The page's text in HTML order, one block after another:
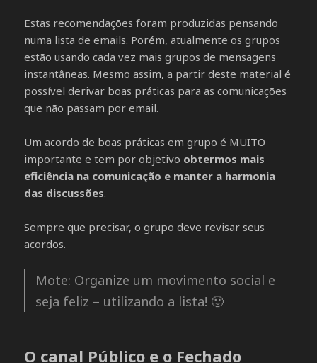
Estas recomendações foram produzidas pensando
numa lista de emails. Porém, atualmente os grupos
estão usando cada vez mais grupos de mensagens
instantâneas. Mesmo assim, a partir deste material é
possível derivar boas práticas para as comunicações
que não passam por email.
Um acordo de boas práticas em grupo é MUITO
importante e tem por objetivo obtermos mais
eficiência na comunicação e manter a harmonia
das discussões.
Sempre que precisar, o grupo deve revisar seus
acordos.
Mote: Organize um movimento social e
seja feliz – utilizando a lista! 🙂
O canal Público e o Fechado